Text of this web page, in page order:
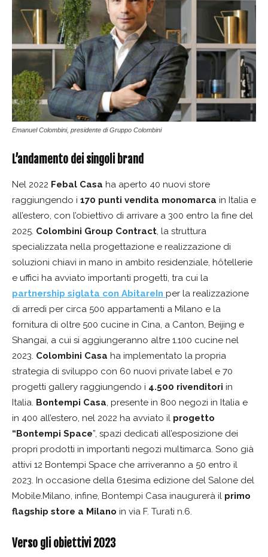
Emanuel Colombini, presidente di Gruppo Colombini
L’andamento dei singoli brand
Nel 2022 Febal Casa ha aperto 40 nuovi store
raggiungendo i 170 punti vendita monomarca in Italia e
all’estero, con l’obiettivo di arrivare a 300 entro la fine del
2025. Colombini Group Contract, la struttura
specializzata nella progettazione e realizzazione di
soluzioni chiavi in mano in ambito residenziale, hôtellerie
e uffici ha avviato importanti progetti, tra cui la
partnership siglata con AbitareIn per la realizzazione
di arredi per circa 500 appartamenti a Milano e la
fornitura di oltre 500 cucine in Cina, a Canton, Beijing e
Shangai, a cui si aggiungeranno altre 1.100 cucine nel
2023. Colombini Casa ha implementato la propria
strategia di sviluppo con 60 nuovi private label e 70
progetti gallery raggiungendo i 4.500 rivenditori in
Italia. Bontempi Casa, presente in 800 negozi in Italia e
in 400 all’estero, nel 2022 ha avviato il progetto
“Bontempi Space”, spazi dedicati all’esposizione dei
propri prodotti in importanti negozi multimarca. Sono già
attivi 12 Bontempi Space che arriveranno a 50 entro il
2023. In occasione della 61esima edizione del Salone del
Mobile.Milano, infine, Bontempi Casa inaugurerà il primo
flagship store a Milano in via F. Turati n.6.
Verso gli obiettivi 2023